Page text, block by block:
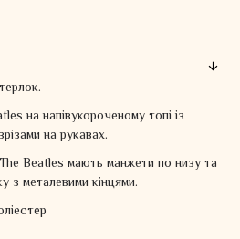
на напівукороченому топі із
на рукавах.
Beatles мають манжети по низу та
з металевими кінцями.